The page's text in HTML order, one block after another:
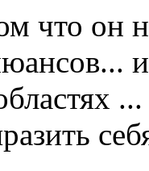
что он
...